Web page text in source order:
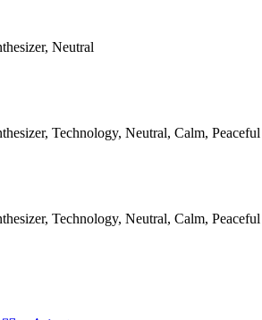
Neutral
Technology, Neutral, Calm, Peaceful
Technology, Neutral, Calm, Peaceful